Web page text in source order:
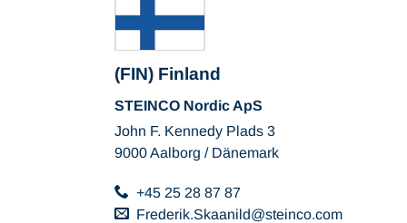
(FIN) Finland
STEINCO Nordic ApS
John F. Kennedy Plads 3
9000 Aalborg / Dänemark
+45 25 28 87 87
Frederik.Skaanild
steinco com